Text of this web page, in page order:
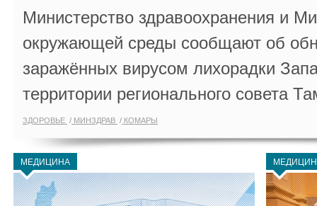
Министерство здравоохранения и
окружающей среды сообщают об
заражённых вирусом лихорадки
территории регионального совета
ЗДОРОВЬЕ МИНЗДРАВ КОМАРЫ
МЕДИЦИНА